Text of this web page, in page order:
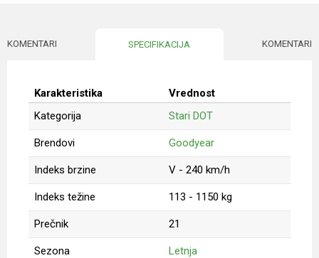
KOMENTARI SPECIFIKACIJA KOMENTARI
Karakteristika
Vrednost
Kategorija
Stari DOT
Brendovi Goodyear
Indeks brzine V - 240 km/h
Indeks težine 113 - 1150 kg
Prečnik 21
Sezona Letnja